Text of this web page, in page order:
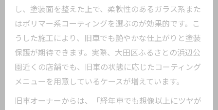
し、塗装面を整えた上で、柔軟性のあるガラス系また
はポリマー系コーティングを選ぶのが効果的です。こ
うした施工により、旧車でも艶やかな仕上がりと塗装
保護が期待できます。実際、大田区ふるさとの浜辺公
園近くの店舗でも、旧車の状態に応じたコーティング
メニューを用意しているケースが増えています。
旧車オーナーからは、「経年車でも想像以上にツヤが